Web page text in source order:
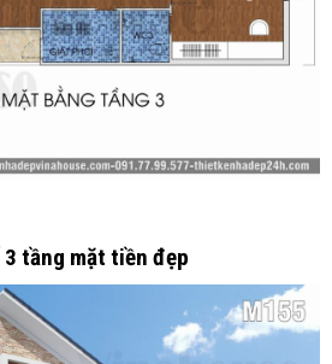
3 tầng mặt tiền đẹp